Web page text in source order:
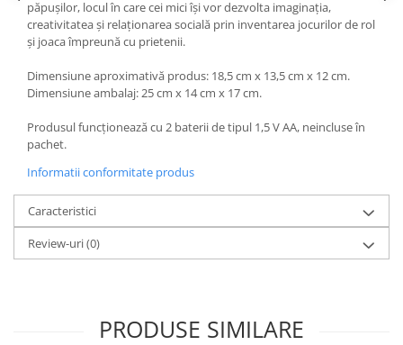
păpuşilor, locul în care cei mici îşi vor dezvolta imaginaţia,
creativitatea şi relaţionarea socială prin inventarea jocurilor de rol
şi joaca împreună cu prietenii.
Dimensiune aproximativă produs: 18,5 cm x 13,5 cm x 12 cm.
Dimensiune ambalaj: 25 cm x 14 cm x 17 cm.
Produsul funcţionează cu 2 baterii de tipul 1,5 V AA, neincluse în
pachet.
Informatii conformitate produs
Caracteristici
Review-uri(0)
PRODUSE SIMILARE